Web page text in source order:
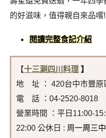
的好滋味，值得親自來品嚐
閱讀完整食記介紹
【十三涮四川料理】
地 址 ： 420台中市豐原
電 話 ：04-2520-8018
營業時間 ：平日11:00-
22:00 公休日 : 周一周三